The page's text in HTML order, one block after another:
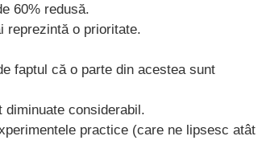
60% redusă.
reprezintă o prioritate.
faptul că o parte din acestea sunt
considerabil.
practice (care ne lipsesc atât